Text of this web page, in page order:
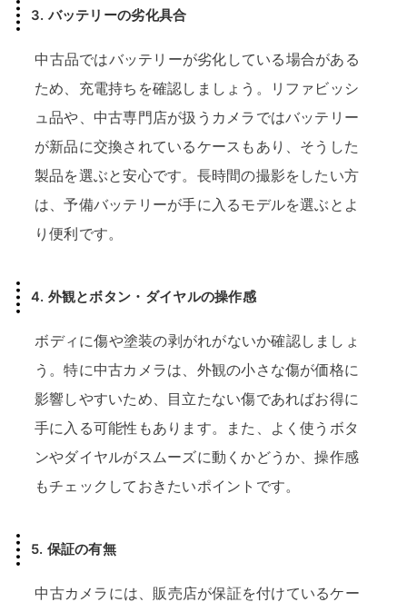
3. バッテリーの劣化具合
中古品ではバッテリーが劣化している場合がある
ため、充電持ちを確認しましょう。リファビッシ
ュ品や、中古専門店が扱うカメラではバッテリー
が新品に交換されているケースもあり、そうした
製品を選ぶと安心です。長時間の撮影をしたい方
は、予備バッテリーが手に入るモデルを選ぶとよ
り便利です。
4. 外観とボタン・ダイヤルの操作感
ボディに傷や塗装の剥がれがないか確認しましょ
う。特に中古カメラは、外観の小さな傷が価格に
影響しやすいため、目立たない傷であればお得に
手に入る可能性もあります。また、よく使うボタ
ンやダイヤルがスムーズに動くかどうか、操作感
もチェックしておきたいポイントです。
5. 保証の有無
中古カメラには、販売店が保証を付けているケー